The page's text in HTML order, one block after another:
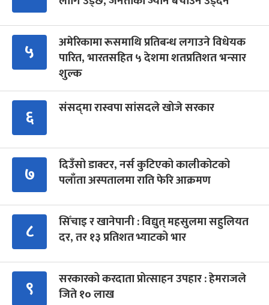
५
अमेरिकामा रूसमाथि प्रतिबन्ध लगाउने विधेयक
पारित, भारतसहित ५ देशमा शतप्रतिशत भन्सार
शुल्क
६ संसद्‍मा रास्वपा सांसदले खोजे सरकार
७
दिउँसो डाक्टर, नर्स कुटिएको कालीकोटको
पलाँता अस्पतालमा राति फेरि आक्रमण
८
सिँचाइ र खानेपानी : विद्युत् महसुलमा सहुलियत
दर, तर १३ प्रतिशत भ्याटको भार
९
सरकारको करदाता प्रोत्साहन उपहार : हेमराजले
जिते १० लाख